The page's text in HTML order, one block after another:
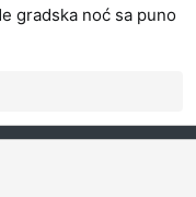
gradska noć sa puno